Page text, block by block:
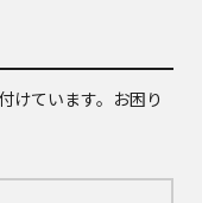
けています。お困り